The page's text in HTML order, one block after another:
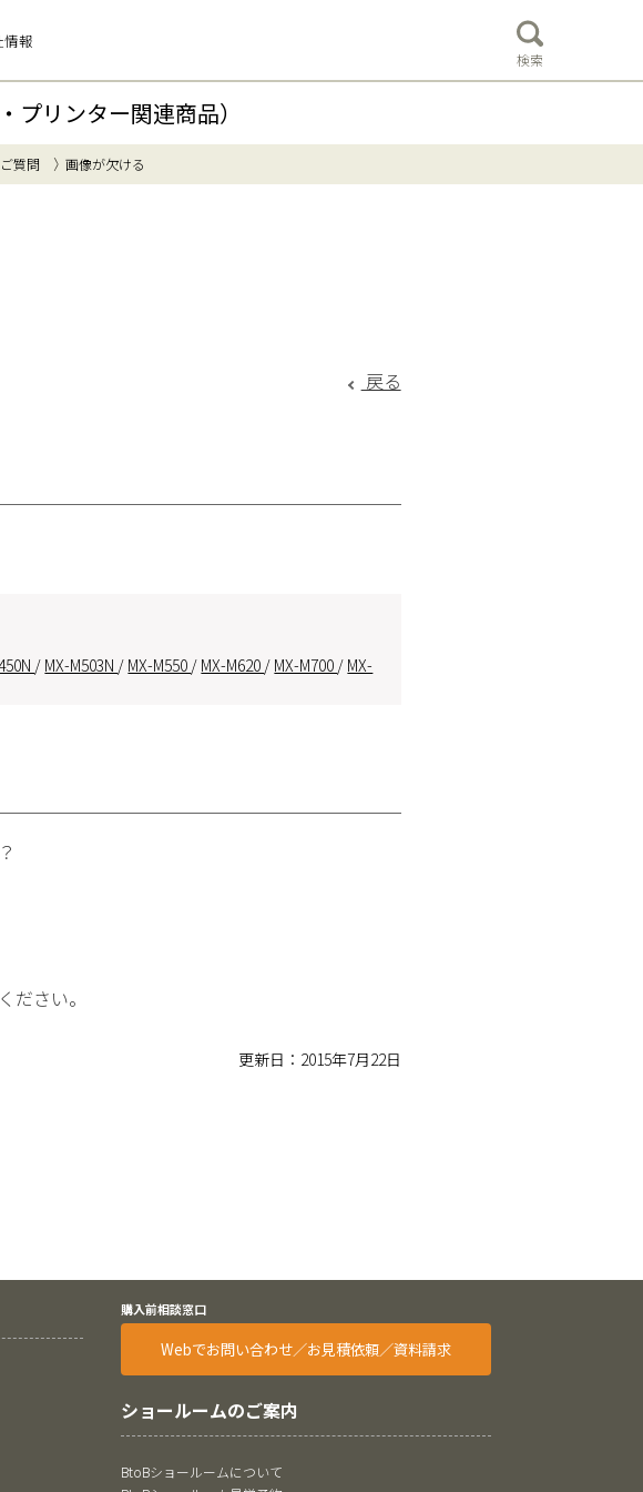
情報
検索
リンター関連商品）
質問 画像が欠ける
戻る
/ MX-M503N / MX-M550 / MX-M620 / MX-M700 / MX-
さい。
更新日：2015年7月22日
購入前相談窓口
Webでお問い合わせ／お見積依頼／資料請求
ショールームのご案内
BtoBショールームについて